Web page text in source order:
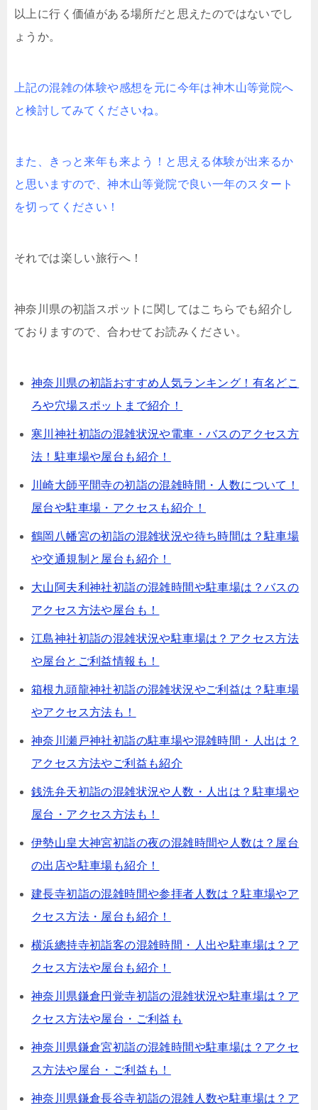
以上に行く価値がある場所だと思えたのではないでし
ょうか。
上記の混雑の体験や感想を元に今年は神木山等覚院へ
と検討してみてくださいね。
また、きっと来年も来よう！と思える体験が出来るか
と思いますので、神木山等覚院で良い一年のスタート
を切ってください！
それでは楽しい旅行へ！
神奈川県の初詣スポットに関してはこちらでも紹介し
ておりますので、合わせてお読みください。
神奈川県の初詣おすすめ人気ランキング！有名どこ
ろや穴場スポットまで紹介！
寒川神社初詣の混雑状況や電車・バスのアクセス方
法！駐車場や屋台も紹介！
川崎大師平間寺の初詣の混雑時間・人数について！
屋台や駐車場・アクセスも紹介！
鶴岡八幡宮の初詣の混雑状況や待ち時間は？駐車場
や交通規制と屋台も紹介！
大山阿夫利神社初詣の混雑時間や駐車場は？バスの
アクセス方法や屋台も！
江島神社初詣の混雑状況や駐車場は？アクセス方法
や屋台とご利益情報も！
箱根九頭龍神社初詣の混雑状況やご利益は？駐車場
やアクセス方法も！
神奈川瀬戸神社初詣の駐車場や混雑時間・人出は？
アクセス方法やご利益も紹介
銭洗弁天初詣の混雑状況や人数・人出は？駐車場や
屋台・アクセス方法も！
伊勢山皇大神宮初詣の夜の混雑時間や人数は？屋台
の出店や駐車場も紹介！
建長寺初詣の混雑時間や参拝者人数は？駐車場やア
クセス方法・屋台も紹介！
横浜總持寺初詣客の混雑時間・人出や駐車場は？ア
クセス方法や屋台も紹介！
神奈川県鎌倉円覚寺初詣の混雑状況や駐車場は？ア
クセス方法や屋台・ご利益も
神奈川県鎌倉宮初詣の混雑時間や駐車場は？アクセ
ス方法や屋台・ご利益も！
神奈川県鎌倉長谷寺初詣の混雑人数や駐車場は？ア